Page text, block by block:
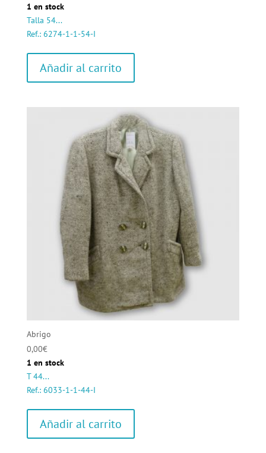
1 en stock
Talla 54...
Ref.: 6274-1-1-54-I
Añadir al carrito
Abrigo
0,00€
1 en stock
T 44...
Ref.: 6033-1-1-44-I
Añadir al carrito